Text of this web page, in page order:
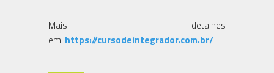
Mais detalhes
em: https://cursodeintegrador.com.br/